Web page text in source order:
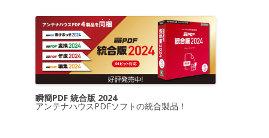
瞬簡PDF 統合版 2024
アンテナハウスPDFソフトの統合製品！